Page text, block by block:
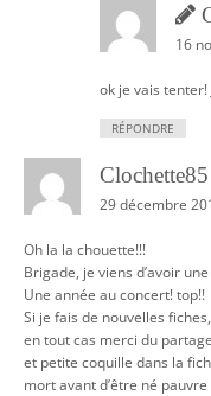
16
ok je vais
RÉPONDRE
Clochette85
29 décembre
Oh la la chouette!!!
Brigade, je viens d’avoir
Une année au concert! top!!
Si je fais de nouvelles
en tout cas merci du
et petite coquille dans la
mort avant d’être né